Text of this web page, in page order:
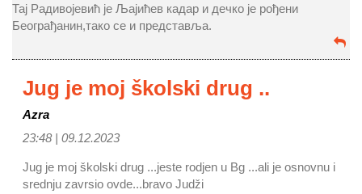
Тај Радивојевић је Љајићев кадар и дечко је рођени
Београђанин,тако се и представља.
Jug je moj školski drug ..
Azra
23:48 | 09.12.2023
Jug je moj školski drug ...jeste rodjen u Bg ...ali je osnovnu i
srednju zavrsio ovde...bravo Judži